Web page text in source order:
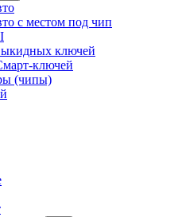
с местом под чип
ключей
ключей
(чипы)